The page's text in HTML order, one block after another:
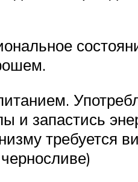
и запастись
требуется